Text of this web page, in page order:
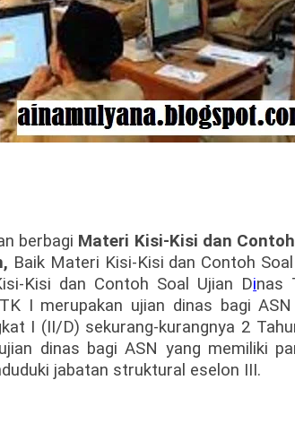
berbagi Materi Kisi-Kisi dan Contoh
Baik Materi Kisi-Kisi dan Contoh
Kisi dan Contoh Soal Ujian Dinas
I merupakan ujian dinas bagi
I (II/D) sekurang-kurangnya 2
dinas bagi ASN yang memiliki
jabatan struktural eselon III.